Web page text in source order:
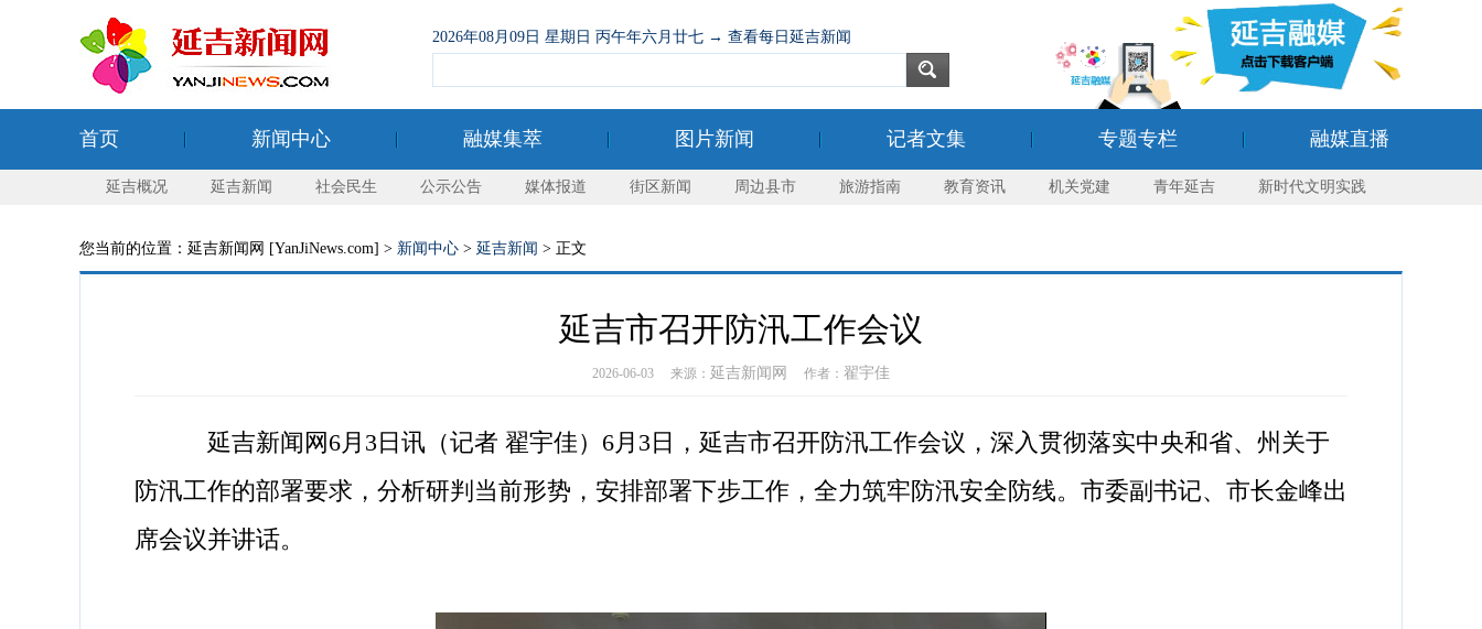
2026年08月09日 星期日 丙午年六月廿七 → 查看每日延吉新闻
首页 新闻中心 融媒集萃 图片新闻 记者文集 专题专栏 融媒直播
延吉概况 延吉新闻 社会民生 公示公告 媒体报道 街区新闻 周边县市 旅游指南 教育资讯 机关党建 青年延吉 新时代文明实践
您当前的位置：延吉新闻网 [YanJiNews.com] > 新闻中心 > 延吉新闻 > 正文
延吉市召开防汛工作会议
2026-06-03 来源： 延吉新闻网 作者： 翟宇佳
延吉新闻网6月3日讯（记者 翟宇佳）6月3日，延吉市召开防汛工作会议，深入贯彻落实中央和省、州关于
防汛工作的部署要求，分析研判当前形势，安排部署下步工作，全力筑牢防汛安全防线。市委副书记、市长金峰出
席会议并讲话。